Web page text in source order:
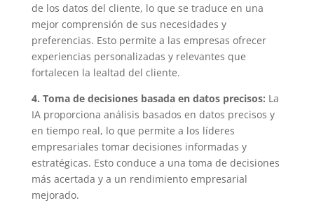
de los datos del cliente, lo que se traduce en una
mejor comprensión de sus necesidades y
preferencias. Esto permite a las empresas ofrecer
experiencias personalizadas y relevantes que
fortalecen la lealtad del cliente.
4. Toma de decisiones basada en datos precisos: La
IA proporciona análisis basados en datos precisos y
en tiempo real, lo que permite a los líderes
empresariales tomar decisiones informadas y
estratégicas. Esto conduce a una toma de decisiones
más acertada y a un rendimiento empresarial
mejorado.